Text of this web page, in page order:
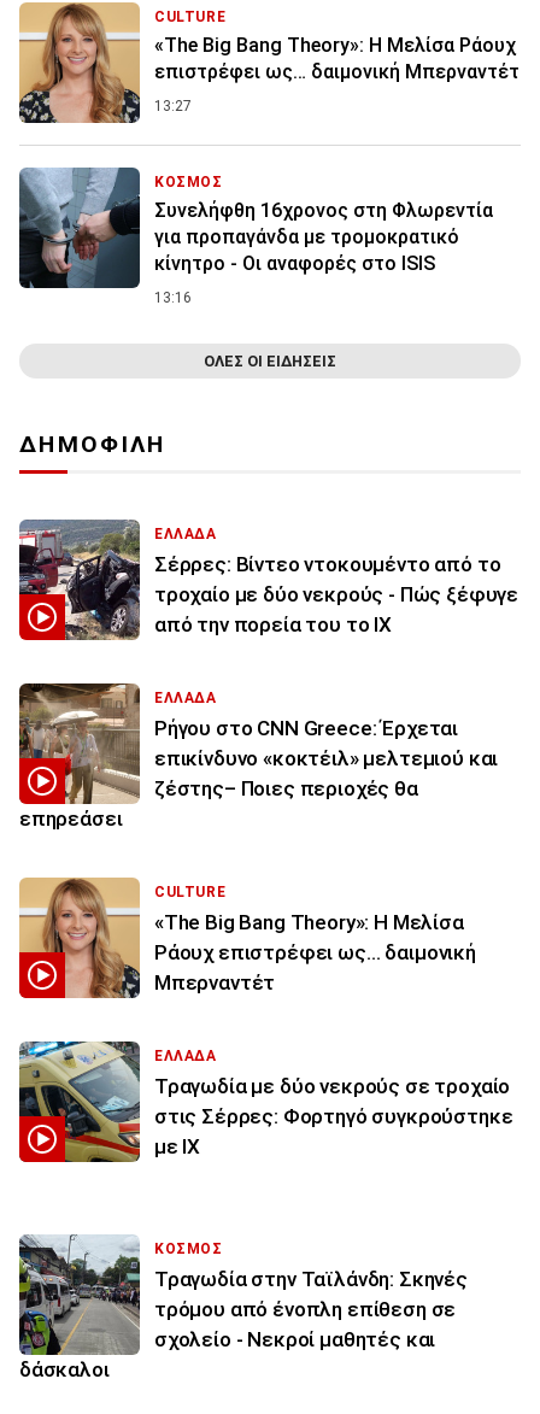
CULTURE
«The Big Bang Theory»: Η Μελίσα Ράουχ
επιστρέφει ως… δαιμονική Μπερναντέτ
13:27
ΚΟΣΜΟΣ
Συνελήφθη 16χρονος στη Φλωρεντία
για προπαγάνδα με τρομοκρατικό
κίνητρο - Οι αναφορές στο ISIS
13:16
ΟΛΕΣ ΟΙ ΕΙΔΗΣΕΙΣ
ΔΗΜΟΦΙΛΗ
ΕΛΛΑΔΑ
Σέρρες: Βίντεο ντοκουμέντο από το
τροχαίο με δύο νεκρούς - Πώς ξέφυγε
από την πορεία του το ΙΧ
ΕΛΛΑΔΑ
Ρήγου στο CNN Greece: Έρχεται
επικίνδυνο «κοκτέιλ» μελτεμιού και
ζέστης– Ποιες περιοχές θα
επηρεάσει
CULTURE
«The Big Bang Theory»: Η Μελίσα
Ράουχ επιστρέφει ως… δαιμονική
Μπερναντέτ
ΕΛΛΑΔΑ
Τραγωδία με δύο νεκρούς σε τροχαίο
στις Σέρρες: Φορτηγό συγκρούστηκε
με ΙΧ
ΚΟΣΜΟΣ
Τραγωδία στην Ταϊλάνδη: Σκηνές
τρόμου από ένοπλη επίθεση σε
σχολείο - Νεκροί μαθητές και
δάσκαλοι